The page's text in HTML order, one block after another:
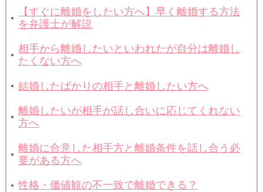
【すぐに離婚をしたい方へ】早く離婚する方法
を弁護士が解説
相手から離婚したいといわれたが自分は離婚し
たくない方へ
結婚したばかりの相手と離婚したい方へ
離婚したいが相手が話し合いに応じてくれない
方へ
離婚に合意した相手方と離婚条件を話し合う必
要がある方へ
性格・価値観の不一致で離婚できる？